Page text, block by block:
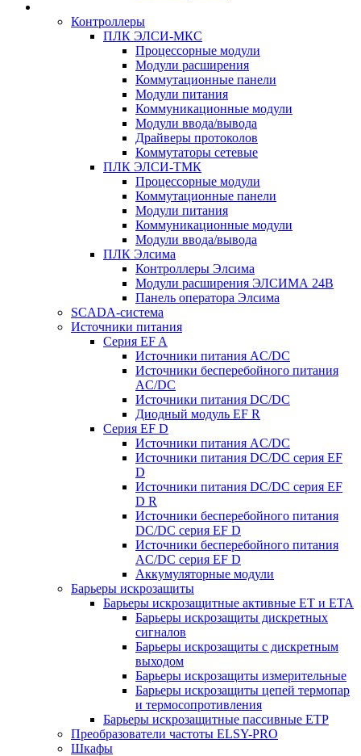
Контроллеры
ПЛК ЭЛСИ-МКС
Процессорные модули
Модули расширения
Коммутационные панели
Модули питания
Коммуникационные модули
Модули ввода/вывода
Драйверы протоколов
Коммутаторы сетевые
ПЛК ЭЛСИ-ТМК
Процессорные модули
Коммутационные панели
Модули питания
Коммуникационные модули
Модули ввода/вывода
ПЛК Элсима
Контроллеры Элсима
Модули расширения ЭЛСИМА 24В
Панель оператора Элсима
SCADA-система
Источники питания
Серия EF A
Источники питания AC/DC
Источники бесперебойного питания
AC/DC
Источники питания DC/DC
Диодный модуль EF R
Серия EF D
Источники питания AC/DC
Источники питания DC/DC серия EF
D
Источники питания DC/DC серия EF
D R
Источники бесперебойного питания
DC/DC серия EF D
Источники бесперебойного питания
AC/DC серия EF D
Аккумуляторные модули
Барьеры искрозащиты
Барьеры искрозащитные активные ET и ETA
Барьеры искрозащиты дискретных
сигналов
Барьеры искрозащиты с дискретным
выходом
Барьеры искрозащиты измерительные
Барьеры искрозащиты цепей термопар
и термосопротивления
Барьеры искрозащитные пассивные ЕТР
Преобразователи частоты ELSY-PRO
Шкафы